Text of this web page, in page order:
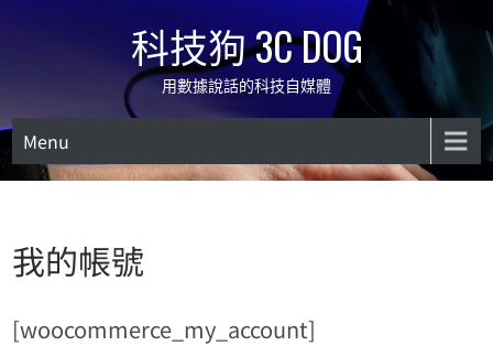
科技狗 3C DOG
用數據說話的科技自媒體
Menu
我的帳號
[woocommerce_my_account]